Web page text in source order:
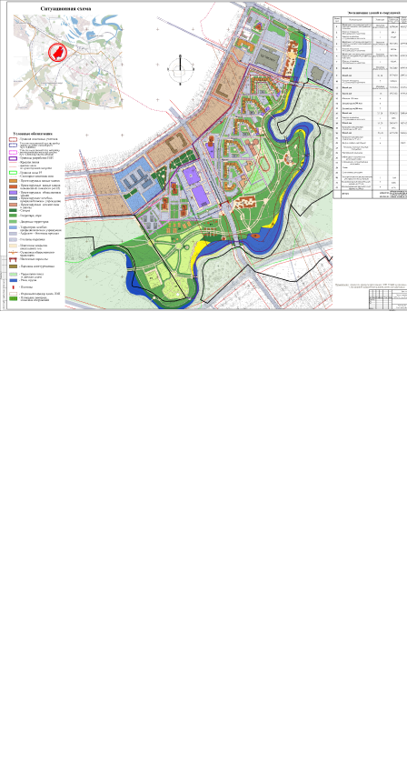
Перейти к основному содержанию